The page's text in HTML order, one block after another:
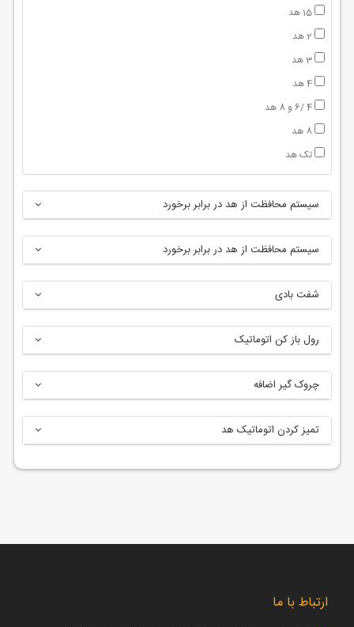
15 هد
2 هد
3 هد
4 هد
4 /6 و 8 هد
8 هد
تک هد
سیستم محافظت از هد در برابر برخورد
سیستم محافظت از هد در برابر برخورد
شفت بادی
رول باز کن اتوماتیک
چروک گیر اضافه
تمیز کردن اتوماتیک هد
ارتباط با ما